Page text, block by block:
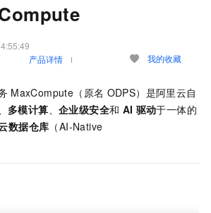
产品详情 我的收藏
MaxCompute（原名 ODPS）是阿里云自
多模计算、企业级安全和 AI 驱动于一体的
数据仓库 （AI-Native